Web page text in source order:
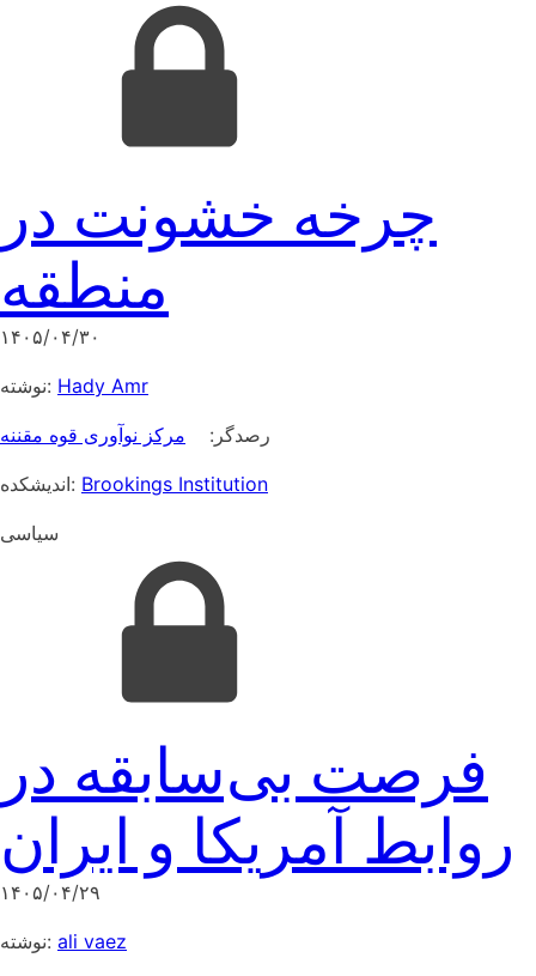
چرخه خشونت در
منطقه
۱۴۰۵/۰۴/۳۰
نوشته: Hady Amr
رصدگر: مرکز نوآوری قوه مقننه
اندیشکده: Brookings Institution
سیاسی
فرصت بی‌سابقه در
روابط آمریکا و ایران
۱۴۰۵/۰۴/۲۹
نوشته: ali vaez